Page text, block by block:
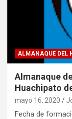
ALMANAQUE DEL
Almanaque
Huachipato
mayo 16, 2020
Fecha de